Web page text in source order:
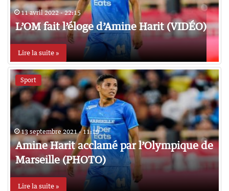
11 avril 2022 - 22:15
L’OM fait l’éloge d’Amine Harit (VIDÉO)
Lire la suite »
Sport
13 septembre 2021 - 11:19
Amine Harit acclamé par l’Olympique de
Marseille (PHOTO)
Lire la suite »